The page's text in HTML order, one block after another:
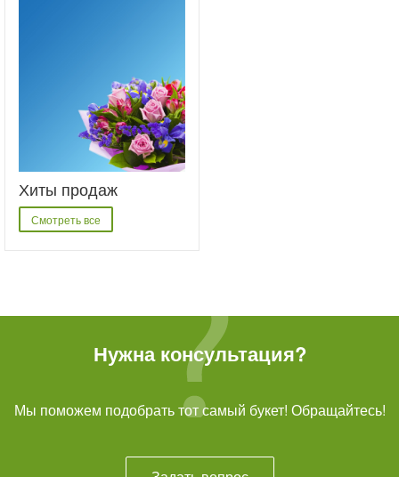
Хиты продаж
Смотреть все
Нужна консультация?
Мы поможем подобрать тот самый букет! Обращайтесь!